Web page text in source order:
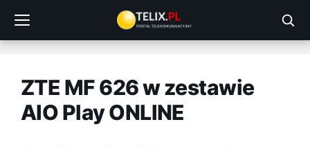
treści
ZTE MF 626 w zestawie
AIO Play ONLINE